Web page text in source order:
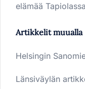
elämää
Artikkelit muualla
Helsingin
Länsiväylän